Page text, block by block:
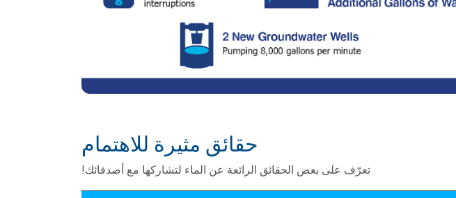
حقائق مثيرة للاهتمام
تعرّف على بعض الحقائق الرائعة عن الماء لتشاركها مع أصدقائك!